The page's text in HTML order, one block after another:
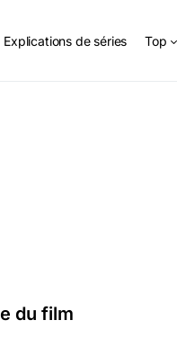
Explications de séries Top
du film